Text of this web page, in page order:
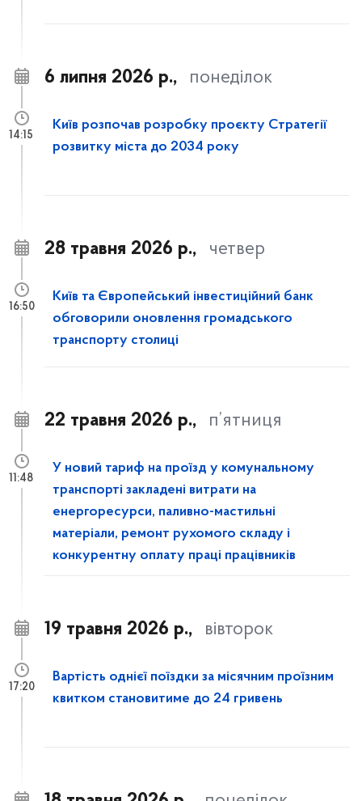
6 липня 2026 р., понеділок
Київ розпочав розробку проєкту Стратегії
розвитку міста до 2034 року
14:15
28 травня 2026 р., четвер
Київ та Європейський інвестиційний банк
обговорили оновлення громадського
транспорту столиці
16:50
22 травня 2026 р., п’ятниця
У новий тариф на проїзд у комунальному
транспорті закладені витрати на
енергоресурси, паливно-мастильні
матеріали, ремонт рухомого складу і
конкурентну оплату праці працівників
11:48
19 травня 2026 р., вівторок
Вартість однієї поїздки за місячним проїзним
квитком становитиме до 24 гривень
17:20